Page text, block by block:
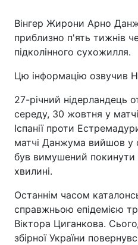
Вінгер Жирони Арно
приблизно п'ять тижнів
підколінного сухожилля.
Цю інформацію озвучив
27-річний нідерландець
середу, 30 жовтня у
Іспанії проти
матчі Данжума вийшов у
був вимушений покинути
хвилині.
Останнім часом
справжньою епідемією
Віктора Циганкова.
збірної України